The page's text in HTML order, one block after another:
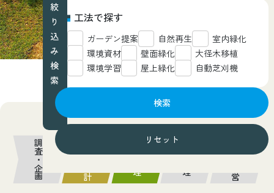
絞
り
込
み
検
索
工法で探す
ガーデン提案 自然再生
室内緑化
環境資材
壁面緑化
大径木移植
環境学習
屋上緑化 自動芝刈機
検索
西武造園グループが担当した業務
調査・企画 計画・設計 施工管理 維持管理 管理・運営